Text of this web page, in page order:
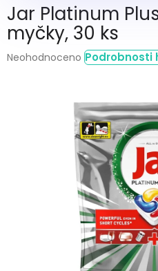
Jar Platinum
myčky, 30 ks
Průměrné
Neohodnoceno Podrobnosti